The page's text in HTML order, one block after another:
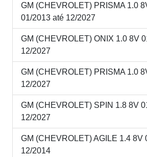
GM (CHEVROLET) PRISMA 1.0
01/2013 até 12/2027
GM (CHEVROLET) ONIX 1.0 8V
12/2027
GM (CHEVROLET) PRISMA 1.0
12/2027
GM (CHEVROLET) SPIN 1.8 8V
12/2027
GM (CHEVROLET) AGILE 1.4 8V
12/2014